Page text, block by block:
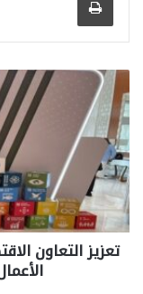
تعزيز التعاون